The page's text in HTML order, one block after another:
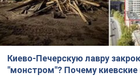
Киево-Печерскую лавру
"монстром"? Почему киевские